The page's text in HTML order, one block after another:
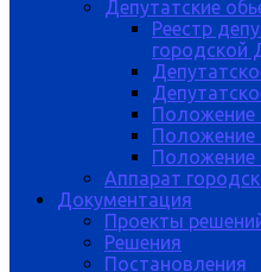
Депутатские
Реестр
городской
Положение
Положение
Аппарат
Документация
Проекты
Решения
Постановления